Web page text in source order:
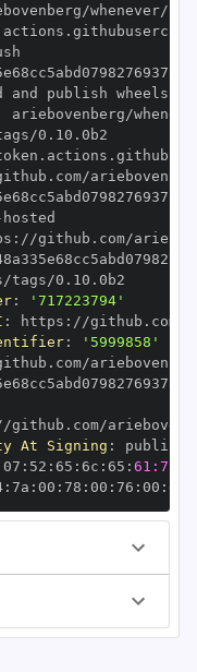
:
:
'717223794'
: https :
:
'5999858'
At Signing :
07 : 52 : 65 : 6c : 65 :
: 7a : 00 : 78 : 00 : 76 : 00 : dd